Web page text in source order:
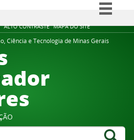
ALTO CONTRASTE MAPA DO SITE
Simplifique!
Comunica BR
Ciência e Tecnologia de Minas Gerais